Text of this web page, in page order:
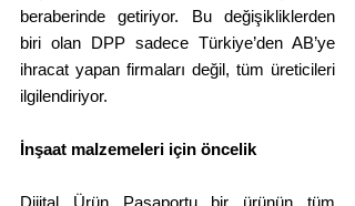
beraberinde getiriyor. Bu değişikliklerden
biri olan DPP sadece Türkiye’den AB’ye
ihracat yapan firmaları değil, tüm üreticileri
ilgilendiriyor.
İnşaat malzemeleri için öncelik
Dijital Ürün Pasaportu bir ürünün tüm